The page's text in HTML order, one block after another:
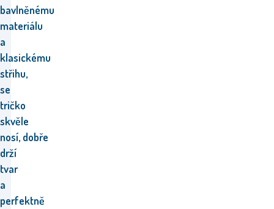
bavlněnému
materiálu
a
klasickému
střihu,
se
tričko
skvěle
nosí, dobře
drží
tvar
a
perfektně